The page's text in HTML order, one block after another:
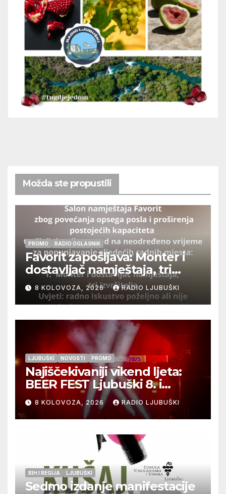
Možda ste propustili
PROMO RADIO OGLASNIK
Favorit zapošljava: Monter i
dostavljač namještaja, tri
izvršitelja
8 KOLOVOZA, 2026 RADIO LJUBUŠKI
LJUBUŠKI NOVOSTI PROMO
Najiščekivaniji vikend ljeta:
BEER FEST Ljubuški 8. i
9.kolovoza
8 KOLOVOZA, 2026 RADIO LJUBUŠKI
BIH I REGIJA LJUBUŠKI
Sedmo izdanje manifestacije